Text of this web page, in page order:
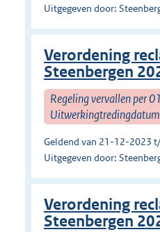
Uitgegeven door:
Verordening
Steenbergen
Regeling vervallen per
Geldend van 21-12-2023
Uitgegeven door:
Verordening
Steenbergen